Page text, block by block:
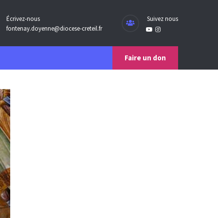
Écrivez-nous
fontenay.doyenne@diocese-creteil.fr
Suivez nous
Faire un don